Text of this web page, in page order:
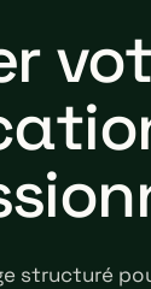
structuré